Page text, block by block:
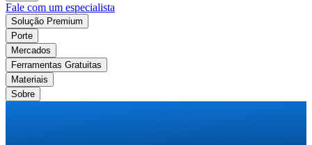
Fale com um especialista
Solução Premium
Porte
Mercados
Ferramentas Gratuitas
Materiais
Sobre